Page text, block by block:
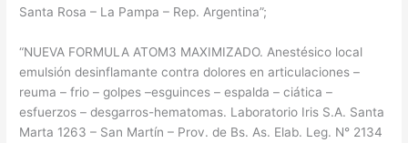
Santa Rosa – La Pampa – Rep. Argentina”;
“NUEVA FORMULA ATOM3 MAXIMIZADO. Anestésico local
emulsión desinflamante contra dolores en articulaciones –
reuma – frio – golpes –esguinces – espalda – ciática –
esfuerzos – desgarros-hematomas. Laboratorio Iris S.A. Santa
Marta 1263 – San Martín – Prov. de Bs. As. Elab. Leg. N° 2134